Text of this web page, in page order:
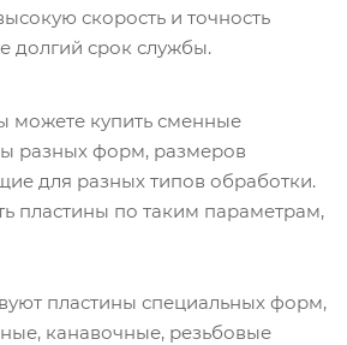
скорость и точность
долгий срок службы.
можете купить сменные
разных форм, размеров
для разных типов обработки.
пластины по таким параметрам,
пластины специальных форм,
канавочные, резьбовые